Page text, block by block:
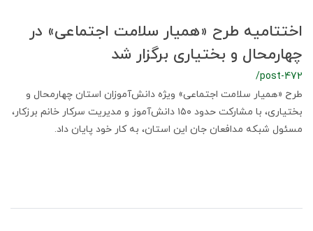
اختتامیه طرح «همیار سلامت اجتماعی» در
چهارمحال و بختیاری برگزار شد
/post-472
طرح «همیار سلامت اجتماعی» ویژه دانش‌آموزان استان چهارمحال و
بختیاری، با مشارکت حدود ۱۵۰ دانش‌آموز و مدیریت سرکار خانم برزکار،
مسئول شبکه مدافعان جان این استان، به کار خود پایان داد.